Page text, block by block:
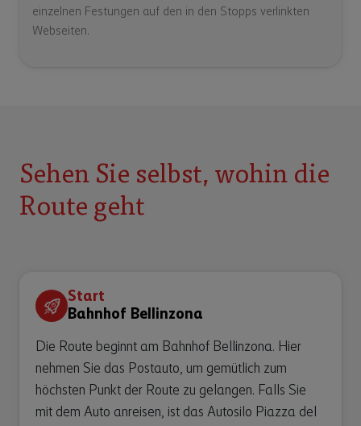
einzelnen Festungen auf den in den Stopps verlinkten
Webseiten.
Sehen Sie selbst, wohin die
Route geht
Start
Bahnhof Bellinzona
Die Route beginnt am Bahnhof Bellinzona. Hier
nehmen Sie das Postauto, um gemütlich zum
höchsten Punkt der Route zu gelangen. Falls Sie
mit dem Auto anreisen, ist das Autosilo Piazza del